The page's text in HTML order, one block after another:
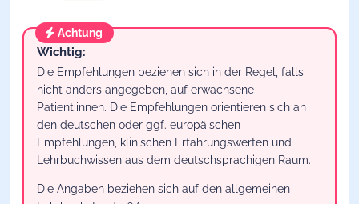
Achtung
Wichtig:
Die Empfehlungen beziehen sich in der Regel, falls
nicht anders angegeben, auf erwachsene
Patient:innen. Die Empfehlungen orientieren sich an
den deutschen oder ggf. europäischen
Empfehlungen, klinischen Erfahrungswerten und
Lehrbuchwissen aus dem deutschsprachigen Raum.
Die Angaben beziehen sich auf den allgemeinen